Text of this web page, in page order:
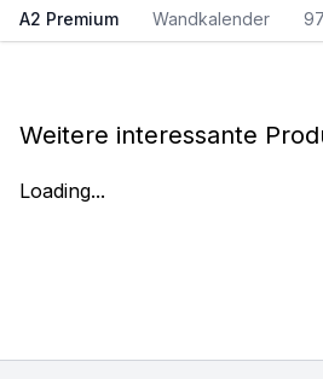
A2 Premium Wandkalender
Weitere interessante
Loading...